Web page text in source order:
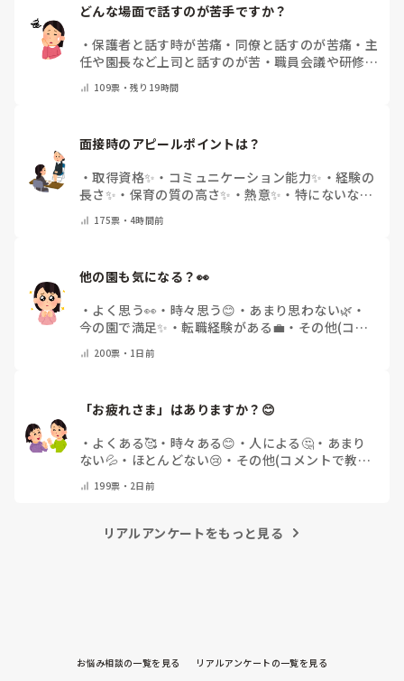
どんな場面で話すのが苦手ですか？
・保護者と話す時が苦痛 ・ 同僚と話すのが苦痛 ・ 主
任や園長など上司と話すのが苦 ・ 職員会議や研修場
他(コメントで教えてください)
109票・残り19時間
面接時のアピールポイントは？
・取得資格✨ ・ コミュニケーション能力✨ ・ 経験の
長さ✨ ・ 保育の質の高さ✨ ・熱意✨ ・ 特にないな・
175票・4時間前
他の園も気になる？👀
・ よく思う👀 ・ 時々思う😊 ・ あまり思わない🌿 ・
今の園で満足✨ ・転職経験がある💼 ・ その他(コメ
200票・ 1日前
「お疲れさま」はありますか？😊
・ よくある🥰 ・ 時々ある😊 ・ 人による🤔 ・ あまり
ない💦 ・ ほとんどない😢 ・ その他(コメントで教え
199票・ 2日前
リアルアンケートをもっと見る
お悩み相談の一覧を見る リアルアンケートの一覧を見る